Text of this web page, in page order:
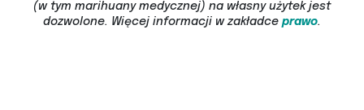
(w tym marihuany medycznej) na własny użytek jest
dozwolone. Więcej informacji w zakładce prawo.